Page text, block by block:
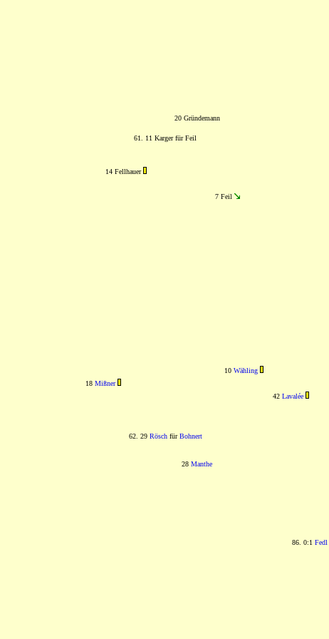
20 Gründemann
61. 11 Karger für Feil
14 Fellhauer
7 Feil
10 Wähling
18 Mißner
42 Lavalée
62. 29 RöschfürBohnert
28 Manthe
86. 0:1 Fedl